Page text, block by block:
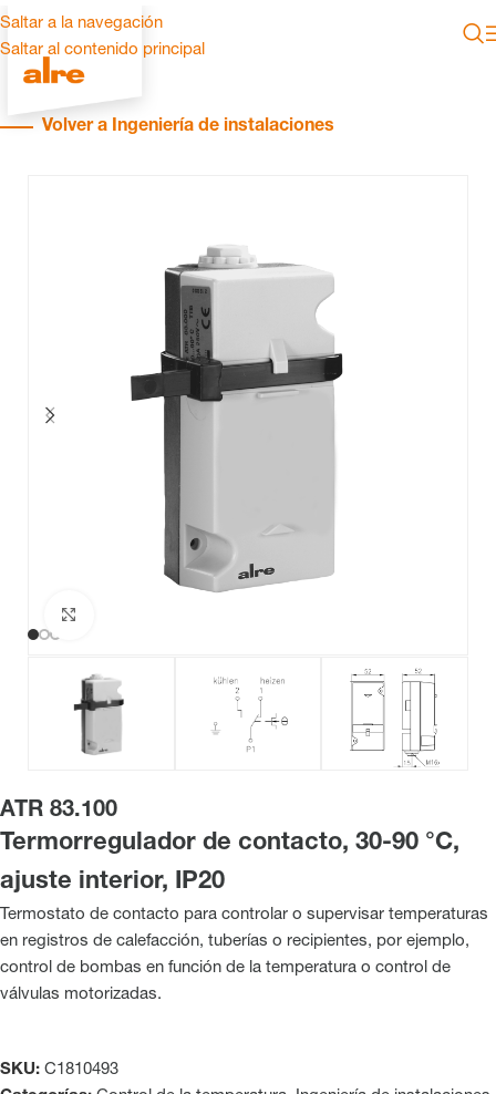
Saltar a la navegación
Saltar al contenido principal
Volver a Ingeniería de instalaciones
ATR 83.100
Termorregulador de contacto, 30-90 °C,
ajuste interior, IP20
Termostato de contacto para controlar o supervisar temperaturas
en registros de calefacción, tuberías o recipientes, por ejemplo,
control de bombas en función de la temperatura o control de
válvulas motorizadas.
SKU: C1810493